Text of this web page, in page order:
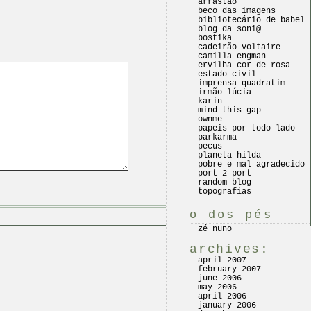
arrastão
beco das imagens
bibliotecário de babel
blog da soni@
bostika
cadeirão voltaire
camilla engman
ervilha cor de rosa
estado civil
imprensa quadratim
irmão lúcia
karin
mind this gap
ownme
papeis por todo lado
parkarma
pecus
planeta hilda
pobre e mal agradecido
port 2 port
random blog
topografias
o dos pés
zé nuno
archives:
april 2007
february 2007
june 2006
may 2006
april 2006
january 2006